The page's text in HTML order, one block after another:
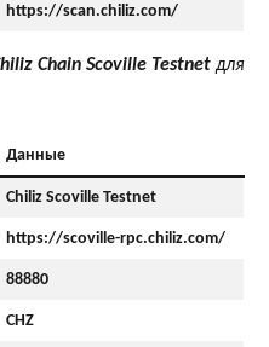
https://scan.chiliz.com/
Chain Scoville Testnetдля
Данные
Chiliz Scoville Testnet
https://scoville-rpc.chiliz.com/
88880
CHZ